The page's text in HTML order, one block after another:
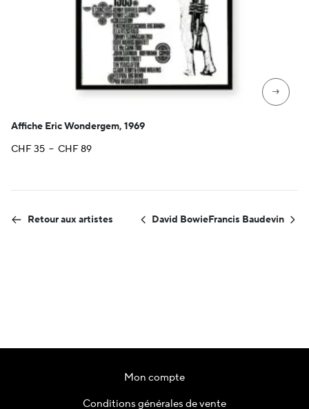
→
Affiche Eric Wondergem, 1969
CHF35 – CHF89Plage
CHF 35
CHF 89
Retour aux artistes David BowieFrancis Baudevin
Mon compte
Conditions générales de vente